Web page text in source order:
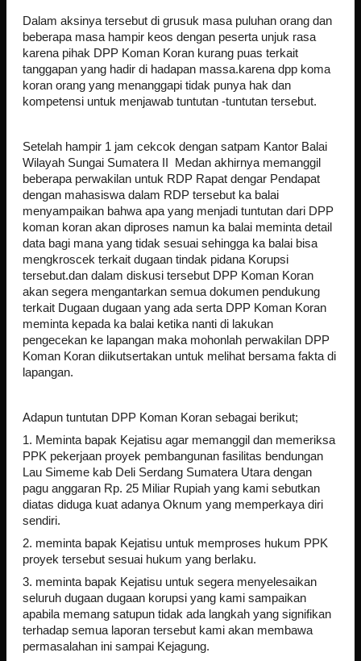
Dalam aksinya tersebut di grusuk masa puluhan orang dan
beberapa masa hampir keos dengan peserta unjuk rasa
karena pihak DPP Koman Koran kurang puas terkait
tanggapan yang hadir di hadapan massa.karena dpp koma
koran orang yang menanggapi tidak punya hak dan
kompetensi untuk menjawab tuntutan -tuntutan tersebut.
Setelah hampir 1 jam cekcok dengan satpam Kantor Balai
Wilayah Sungai Sumatera II Medan akhirnya memanggil
beberapa perwakilan untuk RDP Rapat dengar Pendapat
dengan mahasiswa dalam RDP tersebut ka balai
menyampaikan bahwa apa yang menjadi tuntutan dari DPP
koman koran akan diproses namun ka balai meminta detail
data bagi mana yang tidak sesuai sehingga ka balai bisa
mengkroscek terkait dugaan tindak pidana Korupsi
tersebut.dan dalam diskusi tersebut DPP Koman Koran
akan segera mengantarkan semua dokumen pendukung
terkait Dugaan dugaan yang ada serta DPP Koman Koran
meminta kepada ka balai ketika nanti di lakukan
pengecekan ke lapangan maka mohonlah perwakilan DPP
Koman Koran diikutsertakan untuk melihat bersama fakta di
lapangan.
Adapun tuntutan DPP Koman Koran sebagai berikut;
1. Meminta bapak Kejatisu agar memanggil dan memeriksa
PPK pekerjaan proyek pembangunan fasilitas bendungan
Lau Simeme kab Deli Serdang Sumatera Utara dengan
pagu anggaran Rp. 25 Miliar Rupiah yang kami sebutkan
diatas diduga kuat adanya Oknum yang memperkaya diri
sendiri.
2. meminta bapak Kejatisu untuk memproses hukum PPK
proyek tersebut sesuai hukum yang berlaku.
3. meminta bapak Kejatisu untuk segera menyelesaikan
seluruh dugaan dugaan korupsi yang kami sampaikan
apabila memang satupun tidak ada langkah yang signifikan
terhadap semua laporan tersebut kami akan membawa
permasalahan ini sampai Kejagung.